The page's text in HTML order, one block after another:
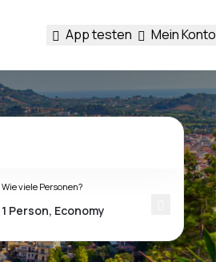
App testen Mein Konto
Wie viele Personen?